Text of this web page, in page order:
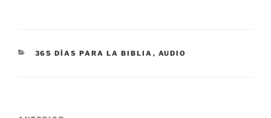
CATEGORÍAS
365 DÍAS PARA LA BIBLIA , AUDIO